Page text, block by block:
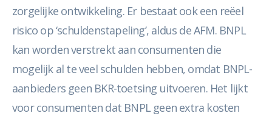
zorgelijke ontwikkeling. Er bestaat ook een reëel
risico op ‘schuldenstapeling’, aldus de AFM. BNPL
kan worden verstrekt aan consumenten die
mogelijk al te veel schulden hebben, omdat BNPL-
aanbieders geen BKR-toetsing uitvoeren. Het lijkt
voor consumenten dat BNPL geen extra kosten